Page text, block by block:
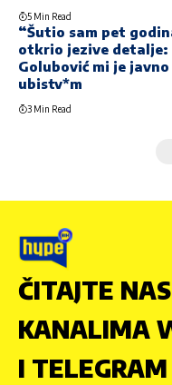
5 Min Read
“Šutio sam pet
otkrio jezive detalje:
Golubović mi je
ubistv*m
3 Min Read
ČITAJTE
KANALIMA
I TELEGRAM